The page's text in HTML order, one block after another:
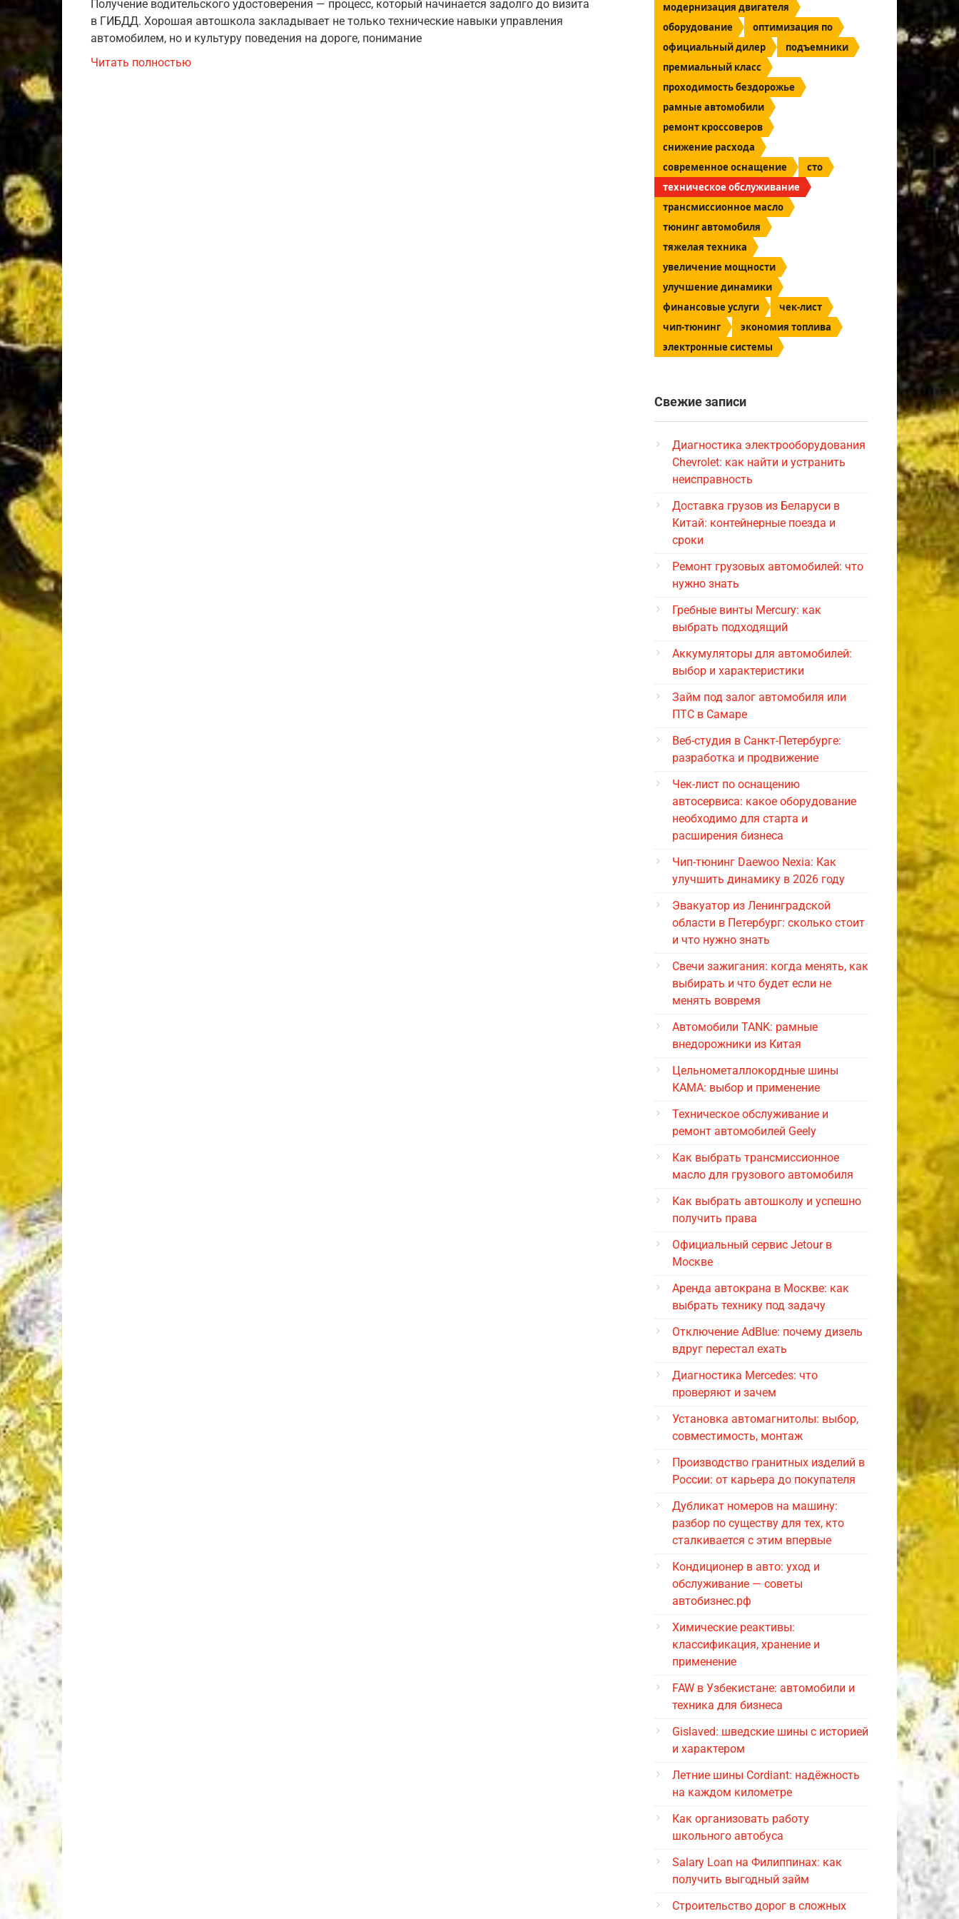
Получение водительского удостоверения — процесс, который начинается задолго до визита
в ГИБДД. Хорошая автошкола закладывает не только технические навыки управления
автомобилем, но и культуру поведения на дороге, понимание
Читать полностью
модернизация двигателя
оборудование
оптимизация по
официальный дилер
подъемники
премиальный класс
проходимость бездорожье
рамные автомобили
ремонт кроссоверов
снижение расхода
современное оснащение
сто
техническое обслуживание
трансмиссионное масло
тюнинг автомобиля
тяжелая техника
увеличение мощности
улучшение динамики
финансовые услуги
чек-лист
чип-тюнинг
экономия топлива
электронные системы
Свежие записи
Диагностика электрооборудования
Chevrolet: как найти и устранить
неисправность
Доставка грузов из Беларуси в
Китай: контейнерные поезда и
сроки
Ремонт грузовых автомобилей: что
нужно знать
Гребные винты Mercury: как
выбрать подходящий
Аккумуляторы для автомобилей:
выбор и характеристики
Займ под залог автомобиля или
ПТС в Самаре
Веб-студия в Санкт-Петербурге:
разработка и продвижение
Чек-лист по оснащению
автосервиса: какое оборудование
необходимо для старта и
расширения бизнеса
Чип-тюнинг Daewoo Nexia: Как
улучшить динамику в 2026 году
Эвакуатор из Ленинградской
области в Петербург: сколько стоит
и что нужно знать
Свечи зажигания: когда менять, как
выбирать и что будет если не
менять вовремя
Автомобили TANK: рамные
внедорожники из Китая
Цельнометаллокордные шины
КАМА: выбор и применение
Техническое обслуживание и
ремонт автомобилей Geely
Как выбрать трансмиссионное
масло для грузового автомобиля
Как выбрать автошколу и успешно
получить права
Официальный сервис Jetour в
Москве
Аренда автокрана в Москве: как
выбрать технику под задачу
Отключение AdBlue: почему дизель
вдруг перестал ехать
Диагностика Mercedes: что
проверяют и зачем
Установка автомагнитолы: выбор,
совместимость, монтаж
Производство гранитных изделий в
России: от карьера до покупателя
Дубликат номеров на машину:
разбор по существу для тех, кто
сталкивается с этим впервые
Кондиционер в авто: уход и
обслуживание — советы
автобизнес.рф
Химические реактивы:
классификация, хранение и
применение
FAW в Узбекистане: автомобили и
техника для бизнеса
Gislaved: шведские шины с историей
и характером
Летние шины Cordiant: надёжность
на каждом километре
Как организовать работу
школьного автобуса
Salary Loan на Филиппинах: как
получить выгодный займ
Строительство дорог в сложных